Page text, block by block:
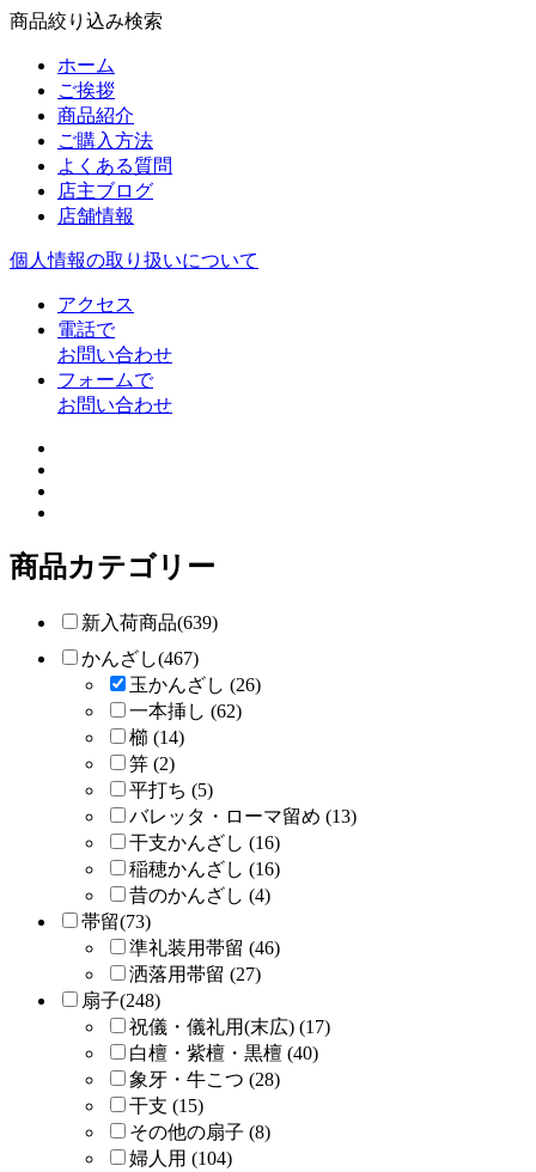
商品絞り込み検索
ホーム
ご挨拶
商品紹介
ご購入方法
よくある質問
店主ブログ
店舗情報
個人情報の取り扱いについて
アクセス
電話で
お問い合わせ
フォームで
お問い合わせ
商品カテゴリー
新入荷商品(639)
かんざし(467)
玉かんざし (26)
一本挿し (62)
櫛 (14)
笄 (2)
平打ち (5)
バレッタ・ローマ留め (13)
干支かんざし (16)
稲穂かんざし (16)
昔のかんざし (4)
帯留(73)
準礼装用帯留 (46)
洒落用帯留 (27)
扇子(248)
祝儀・儀礼用(末広) (17)
白檀・紫檀・黒檀 (40)
象牙・牛こつ (28)
干支 (15)
その他の扇子 (8)
婦人用 (104)